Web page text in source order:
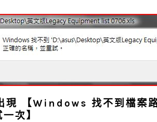
現 【Windows 找不到檔案
次】